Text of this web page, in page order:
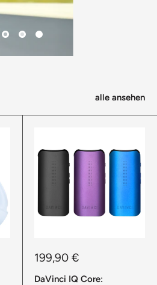
alle ansehen
Sonderpreis
199,90 €
DaVinci IQ Core: